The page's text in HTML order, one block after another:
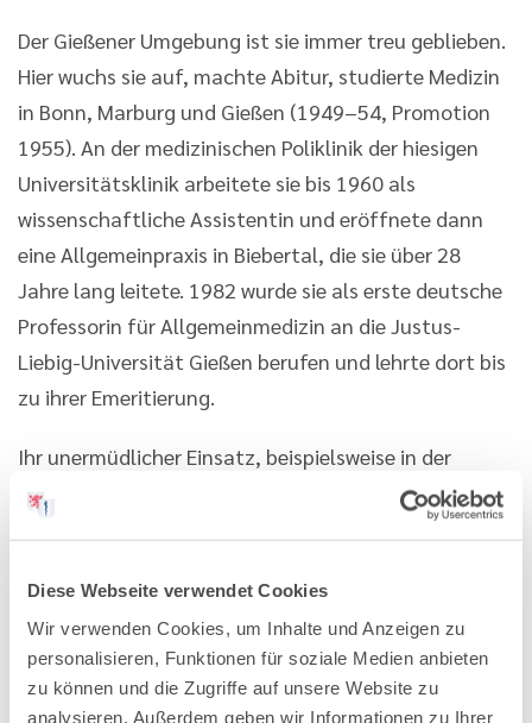
Diese Webseite verwendet Cookies
Wir verwenden Cookies, um Inhalte und Anzeigen zu
personalisieren, Funktionen für soziale Medien anbieten
zu können und die Zugriffe auf unsere Website zu
analysieren. Außerdem geben wir Informationen zu Ihrer
Der Gießener Umgebung ist sie immer treu geblieben.
Hier wuchs sie auf, machte Abitur, studierte Medizin
in Bonn, Marburg und Gießen (1949–54, Promotion
1955). An der medizinischen Poliklinik der hiesigen
Universitätsklinik arbeitete sie bis 1960 als
wissenschaftliche Assistentin und eröffnete dann
eine Allgemeinpraxis in Biebertal, die sie über 28
Jahre lang leitete. 1982 wurde sie als erste deutsche
Professorin für Allgemeinmedizin an die Justus-
Liebig-Universität Gießen berufen und lehrte dort bis
zu ihrer Emeritierung.
Ihr unermüdlicher Einsatz, beispielsweise in der
ärztlichen Berufspolitik und in Vorständen von
Fachgesellschaften und Verbänden, wurde vielfach
Bande, der Christoph-Faust-Medaille, dem
Verdienstorden des Landes Hessen, der Ernst-von-
Bergmann-Plakette der Bundesärztekammer sowie
der Richard-Hammer-Medaille und der Ehrenplakette